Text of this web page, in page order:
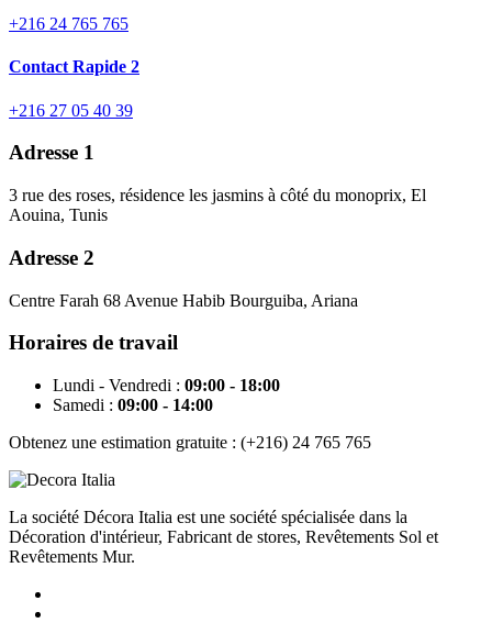
+216 24 765 765
Contact Rapide 2
+216 27 05 40 39
Adresse 1
3 rue des roses, résidence les jasmins à côté du monoprix, El
Aouina, Tunis
Adresse 2
Centre Farah 68 Avenue Habib Bourguiba, Ariana
Horaires de travail
Lundi - Vendredi : 09:00 - 18:00
Samedi : 09:00 - 14:00
Obtenez une estimation gratuite : (+216) 24 765 765
La société Décora Italia est une société spécialisée dans la
Décoration d'intérieur, Fabricant de stores, Revêtements Sol et
Revêtements Mur.